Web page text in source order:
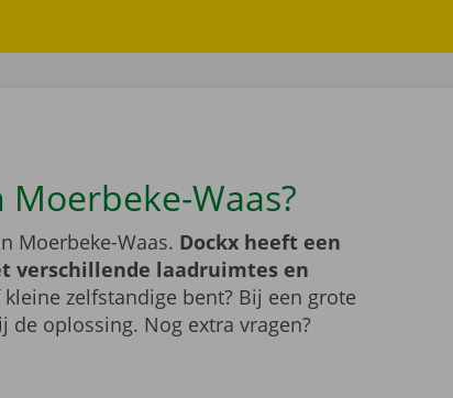
Waas?
Moerbeke-Waas. Dockx heeft een
verschillende laadruimtes en
zelfstandige bent? Bij een grote
oplossing. Nog extra vragen?